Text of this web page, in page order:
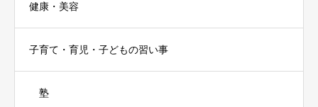
健康・美容
子育て・育児・子どもの習い事
塾